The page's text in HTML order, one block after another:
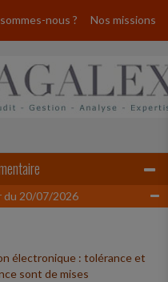
nous ? Nos missions
20/07/2026
électronique : tolérance et
sont de mises